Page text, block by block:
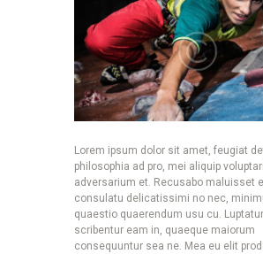
Lorem ipsum dolor sit amet, feugiat
philosophia ad pro, mei aliquip
adversarium et. Recusabo maluisset
consulatu delicatissimi no nec,
quaestio quaerendum usu cu.
scribentur eam in, quaeque maiorum
consequuntur sea ne. Mea eu elit